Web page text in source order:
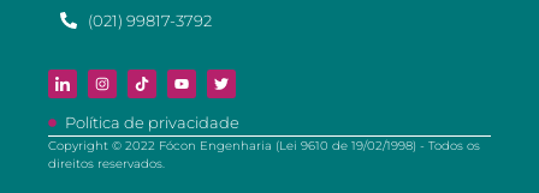
(021) 99817-3792
Política de privacidade
Copyright © 2022 Fócon Engenharia (Lei 9610 de 19/02/1998) - Todos os
direitos reservados.